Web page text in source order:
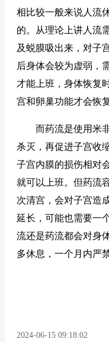
相比较一般来说人流
的。从理论上讲人流
及蜕膜吸出来，对子
后身体会较为虚弱，
才能上班，身体恢复
宫和卵巢功能才会恢复
而药流是使用米非
杀灭，再促进子宫收
子宫内膜的损伤相对
就可以上班。但药流
次清宫，会对子宫造
延长，可能也需要一
流还是药流都会对身
多休息，一个月内严
2024-06-15 09:18:02